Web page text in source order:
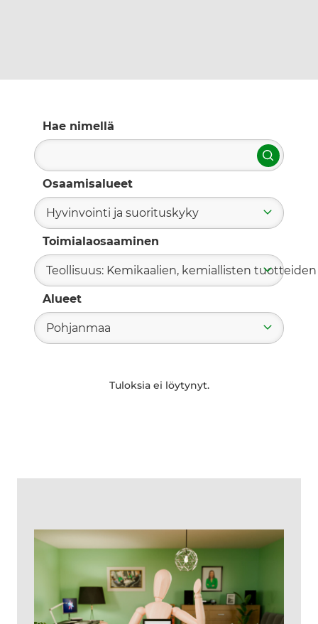
Hae nimellä
Hae
Osaamisalueet
Hyvinvointi ja suorituskyky
Toimialaosaaminen
Teollisuus: Kemikaalien, kemiallisten
Alueet
Pohjanmaa
Tuloksia ei löytynyt.